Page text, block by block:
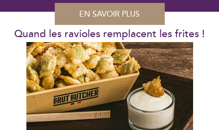
EN SAVOIR PLUS
Quand les ravioles remplacent les frites !